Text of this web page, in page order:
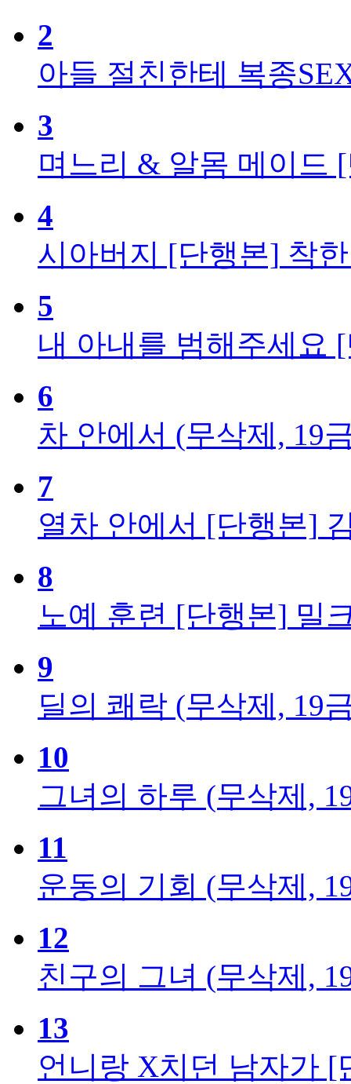
2
아들 절친한테 복종
3
며느리 & 알몸 메이드
4
시아버지 [단행본] 착
5
내 아내를 범해주세요
6
차 안에서 (무삭제, 19
7
열차 안에서 [단행본]
8
노예 훈련 [단행본] 밀
9
딜의 쾌락 (무삭제, 19
10
그녀의 하루 (무삭제,
11
운동의 기회 (무삭제,
12
친구의 그녀 (무삭제,
13
언니랑 X치던 남자가 [